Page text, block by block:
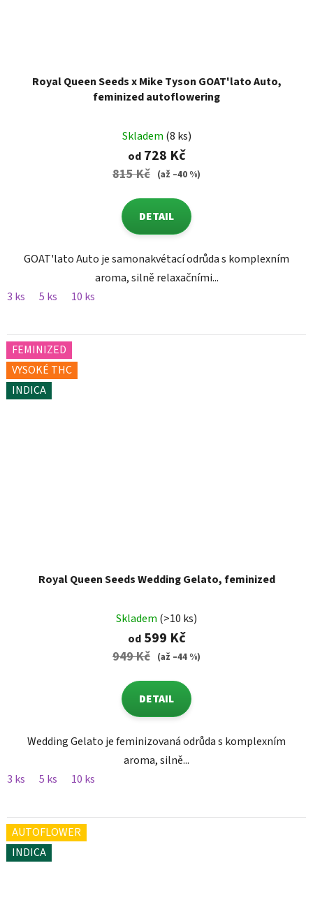
Royal Queen Seeds x Mike Tyson GOAT'lato Auto,
feminized autoflowering
Skladem (8 ks)
od728 Kč
815 Kč (až –40 %)
DETAIL
GOAT'lato Auto je samonakvétací odrůda s komplexním
aroma, silně relaxačními...
3 ks
5 ks 10 ks
FEMINIZED
VYSOKÉ THC
INDICA
Royal Queen Seeds Wedding Gelato, feminized
Skladem (>10 ks)
od599 Kč
949 Kč (až –44 %)
DETAIL
Wedding Gelato je feminizovaná odrůda s komplexním
aroma, silně...
3 ks
5 ks 10 ks
AUTOFLOWER
INDICA